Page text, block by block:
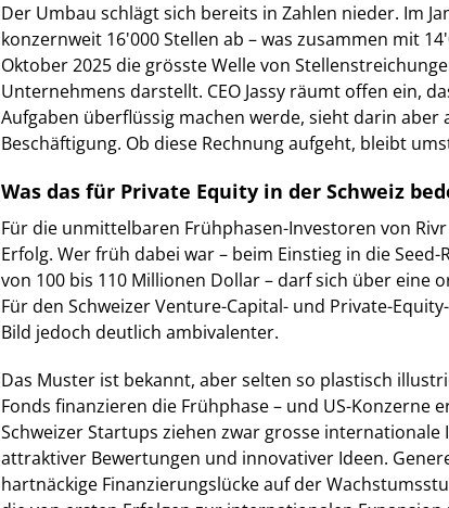
Der Umbau schlägt sich bereits in Zahlen nieder. Im
konzernweit 16'000 Stellen ab – was zusammen mit
Oktober 2025 die grösste Welle von
Unternehmens darstellt. CEO Jassy räumt offen ein,
Aufgaben überflüssig machen werde, sieht darin aber
Beschäftigung. Ob diese Rechnung aufgeht, bleibt
Was das für Private Equity in der Schweiz
Für die unmittelbaren Frühphasen-Investoren von
Erfolg. Wer früh dabei war – beim Einstieg in die
von 100 bis 110 Millionen Dollar – darf sich über eine
Für den Schweizer Venture-Capital- und Private-
Bild jedoch deutlich ambivalenter.
Das Muster ist bekannt, aber selten so plastisch
Fonds finanzieren die Frühphase – und US-Konzerne
Schweizer Startups ziehen zwar grosse internationale
attraktiver Bewertungen und innovativer Ideen.
hartnäckige Finanzierungslücke auf der